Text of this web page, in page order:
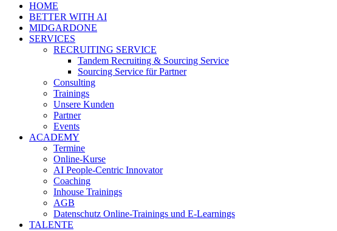
HOME
BETTER WITH AI
MIDGARDONE
SERVICES
RECRUITING SERVICE
Tandem Recruiting & Sourcing Service
Sourcing Service für Partner
Consulting
Trainings
Unsere Kunden
Partner
Events
ACADEMY
Termine
Online-Kurse
AI People-Centric Innovator
Coaching
Inhouse Trainings
AGB
Datenschutz Online-Trainings und E-Learnings
TALENTE